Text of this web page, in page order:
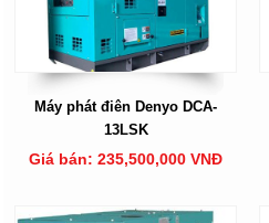
Máy phát điên Denyo DCA-
13LSK
Giá bán: 235,500,000 VNĐ